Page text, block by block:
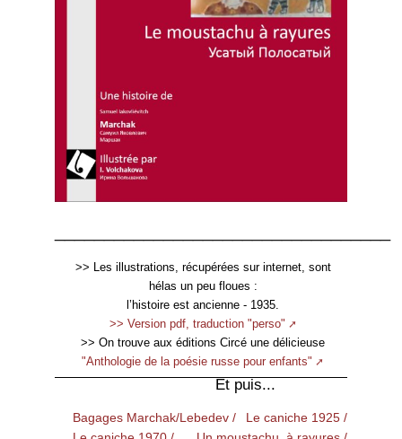
>> Les illustrations, récupérées sur internet, sont
hélas un peu floues :
l’histoire est ancienne - 1935.
>> Version pdf, traduction "perso"
>> On trouve aux éditions Circé une délicieuse
"Anthologie de la poésie russe pour enfants"
Et puis...
Bagages Marchak/Lebedev /
Le caniche 1925 /